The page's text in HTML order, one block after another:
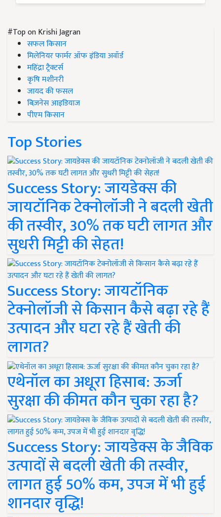
#Top on Krishi Jagran
सफल किसान
मिलेनियर फार्मर ऑफ इंडिया अवॉर्ड
महिंद्रा ट्रैक्टर्स
कृषि मशीनरी
जायद की फसल
बिज़नेस आइडियाज
पीएम किसान
Top Stories
Success Story: जायडेक्स की
जायटॉनिक टेक्नोलॉजी ने बदली खेती
की तस्वीर, 30% तक घटी लागत और
सुधरी मिट्टी की सेहत!
Success Story: जायटॉनिक
टेक्नोलॉजी से किसान कैसे बढ़ा रहे हैं
उत्पादन और घटा रहे हैं खेती की
लागत?
एथेनॉल का अधूरा हिसाब: ऊर्जा
सुरक्षा की कीमत कौन चुका रहा है?
Success Story: जायडेक्स के जैविक
उत्पादों से बदली खेती की तस्वीर,
लागत हुई 50% कम, उपज में भी हुई
शानदार वृद्धि!